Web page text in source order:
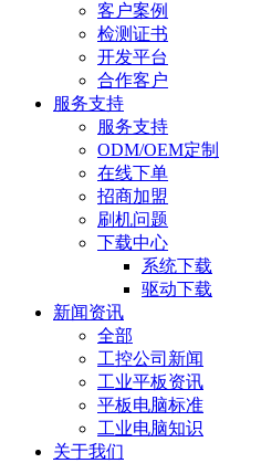
客户案例
检测证书
开发平台
合作客户
服务支持
服务支持
ODM/OEM定制
在线下单
招商加盟
刷机问题
下载中心
系统下载
驱动下载
新闻资讯
全部
工控公司新闻
工业平板资讯
平板电脑标准
工业电脑知识
关于我们